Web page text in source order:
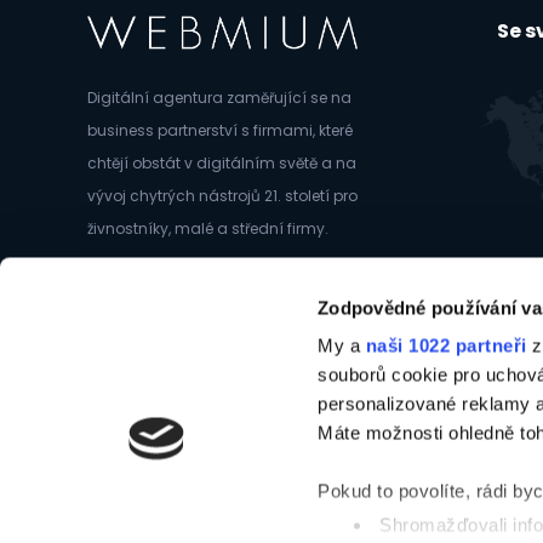
Zodpovědné používání
My a naši 1022 partneři
souborů cookie pro
personalizované reklamy
Máte možnosti ohledně
Pokud to povolíte, rádi
Shromažďovali
Digitální agentura zaměřující se na
business partnerství s firmami, které
chtějí obstát v digitálním světě a na
vývoj chytrých nástrojů 21. století pro
živnostníky, malé a střední firmy.
Se